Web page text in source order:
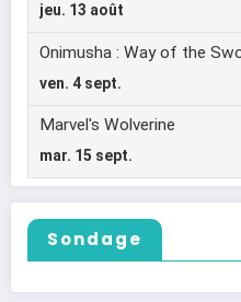
Sondage